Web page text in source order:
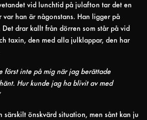
vid lunchtid på julafton tar det en
var han är någonstans. Han ligger på
drar kallt från dörren som står på vid
taxin, den med alla julklappar, den har
först inte på mig när jag berättade
Hur kunde jag ha blivit av med
särskilt önskvärd situation, men sånt kan ju